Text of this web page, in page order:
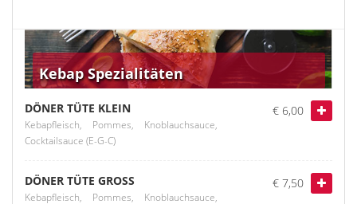
Kebap Spezialitäten
DÖNER TÜTE KLEIN
Kebapfleisch, Pommes, Knoblauchsauce,
Cocktailsauce (E-G-C)
€ 6,00
DÖNER TÜTE GROSS
Kebapfleisch, Pommes, Knoblauchsauce,
€ 7,50